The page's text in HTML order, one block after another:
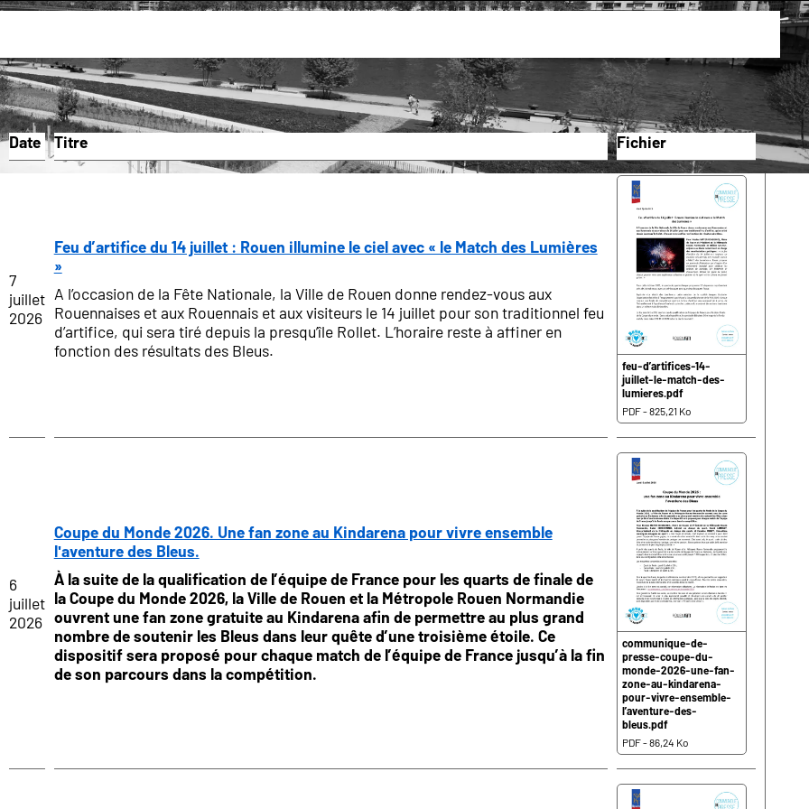
Date Titre Fichier
7
juillet
2026
Feu d’artifice du 14 juillet : Rouen illumine le ciel avec « le Match des Lumières
»
A l’occasion de la Fête Nationale, la Ville de Rouen donne rendez-vous aux
Rouennaises et aux Rouennais et aux visiteurs le 14 juillet pour son traditionnel feu
d’artifice, qui sera tiré depuis la presqu’île Rollet. L’horaire reste à affiner en
fonction des résultats des Bleus.
feu-d’artifices-14-
juillet-le-match-des-
lumieres.pdf
PDF - 825,21 Ko
6
juillet
2026
Coupe du Monde 2026. Une fan zone au Kindarena pour vivre ensemble
l'aventure des Bleus.
À la suite de la qualification de l’équipe de France pour les quarts de finale de
la Coupe du Monde 2026, la Ville de Rouen et la Métropole Rouen Normandie
ouvrent une fan zone gratuite au Kindarena afin de permettre au plus grand
nombre de soutenir les Bleus dans leur quête d’une troisième étoile. Ce
dispositif sera proposé pour chaque match de l’équipe de France jusqu’à la fin
de son parcours dans la compétition.
communique-de-
presse-coupe-du-
monde-2026-une-fan-
zone-au-kindarena-
pour-vivre-ensemble-
l’aventure-des-
bleus.pdf
PDF - 86,24 Ko